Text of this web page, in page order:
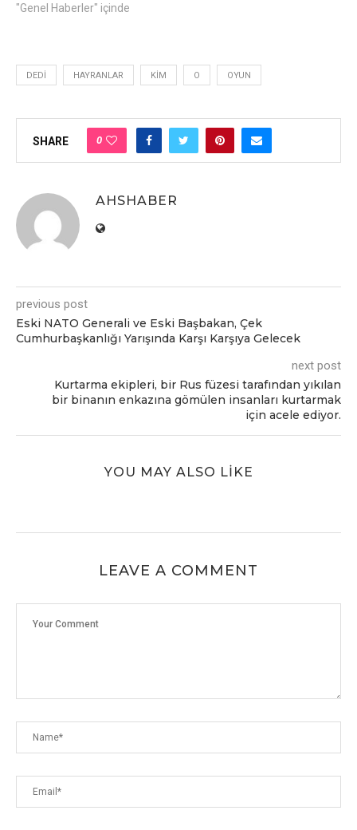
"Genel Haberler" içinde
DEDI HAYRANLAR KIM O OYUN
SHARE 0
AHSHABER
previous post
Eski NATO Generali ve Eski Başbakan, Çek
Cumhurbaşkanlığı Yarışında Karşı Karşıya Gelecek
next post
Kurtarma ekipleri, bir Rus füzesi tarafından yıkılan
bir binanın enkazına gömülen insanları kurtarmak
için acele ediyor.
YOU MAY ALSO LIKE
LEAVE A COMMENT